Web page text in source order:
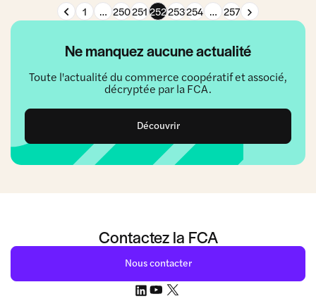
Ne manquez aucune actualité
Toute l'actualité du commerce coopératif et associé,
décryptée par la FCA.
Découvrir
Page précédente
1 … 250251252253254 … 257
Page suivante
Contactez la FCA
Nous contacter